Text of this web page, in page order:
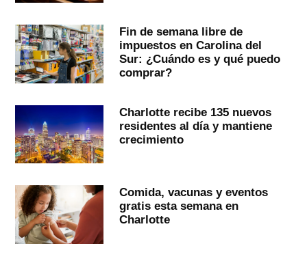
Fin de semana libre de
impuestos en Carolina del
Sur: ¿Cuándo es y qué puedo
comprar?
Charlotte recibe 135 nuevos
residentes al día y mantiene
crecimiento
Comida, vacunas y eventos
gratis esta semana en
Charlotte